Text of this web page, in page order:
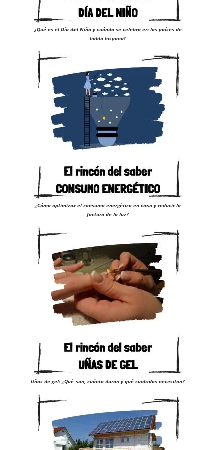
¿Qué es el Día del Niño y cuándo se celebra en los países de
habla hispana?
¿Cómo optimizar el consumo energético en casa y reducir la
factura de la luz?
Uñas de gel: ¿Qué son, cuánto duran y qué cuidados necesitan?